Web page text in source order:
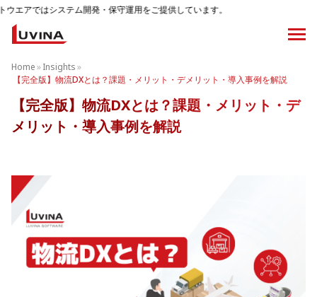
開発・保守運用をご提供しています。
Home»Insights»
【完全版】物流DXとは？課題・メリット・デメリット・導入事例を解説
【完全版】物流DXとは？課題・メリット・デ
メリット・導入事例を解説